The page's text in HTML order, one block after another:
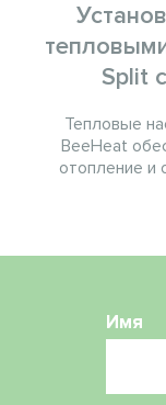
Split
Тепловые
BeeHeat
отопление и
Имя